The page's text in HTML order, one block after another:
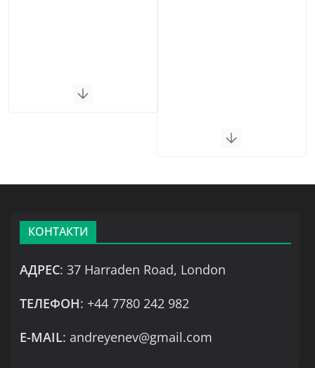
КОНТАКТИ
АДРЕС: 37 Harraden Road, London
ТЕЛЕФОН: +44 7780 242 982
Е-MAIL: andreyenev@gmail.com